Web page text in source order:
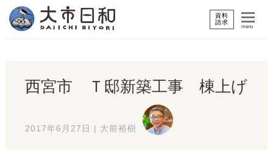
資料
請求
menu
西宮市 Ｔ邸新築工事 棟上げ
2017年6月27日 大前裕樹